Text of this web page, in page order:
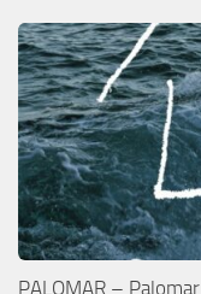
PALOMAR – Palomar